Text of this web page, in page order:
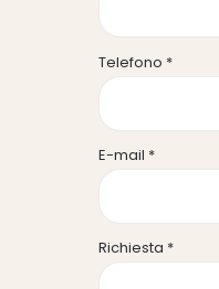
Telefono *
E-mail *
Richiesta *